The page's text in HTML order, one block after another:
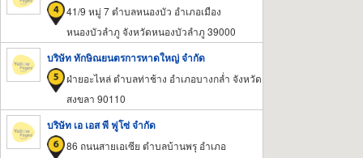
41/9 หมู่ 7 ตำบลหนองบัว อำเภอเมือง
หนองบัวลำภู จังหวัดหนองบัวลำภู 39000
บริษัท ทักษิณยนตรการหาดใหญ่ จำกัด
ฝ่ายอะไหล่ ตำบลท่าช้าง อำเภอบางกล่ำ จังหวัด
สงขลา 90110
บริษัท เอ เอส พี ฟูโซ่ จำกัด
86 ถนนสายเอเซีย ตำบลบ้านพรุ อำเภอ